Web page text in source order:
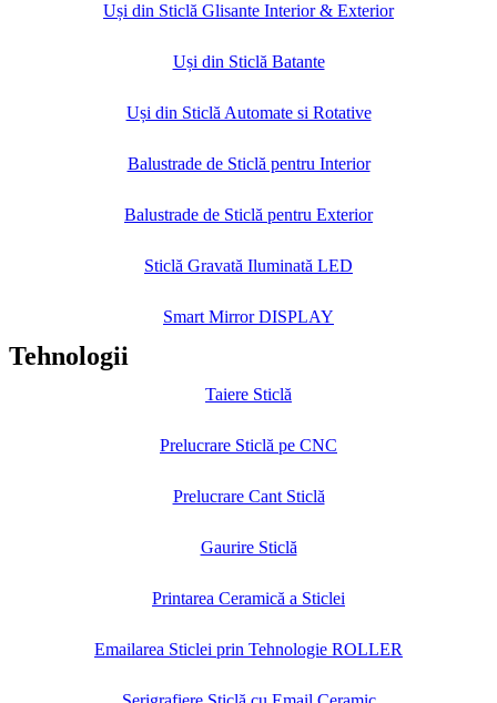
Uși din Sticlă Glisante Interior & Exterior
Uși din Sticlă Batante
Uși din Sticlă Automate si Rotative
Balustrade de Sticlă pentru Interior
Balustrade de Sticlă pentru Exterior
Sticlă Gravată Iluminată LED
Smart Mirror DISPLAY
Tehnologii
Taiere Sticlă
Prelucrare Sticlă pe CNC
Prelucrare Cant Sticlă
Gaurire Sticlă
Printarea Ceramică a Sticlei
Emailarea Sticlei prin Tehnologie ROLLER